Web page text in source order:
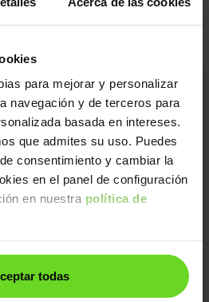
para mejorar y personalizar
navegación y de terceros para
basada en intereses.
que admites su uso. Puedes
consentimiento y cambiar la
en el panel de configuración
en nuestra política de
todas
8.090€
24h
9.090€
Desde144€/mes